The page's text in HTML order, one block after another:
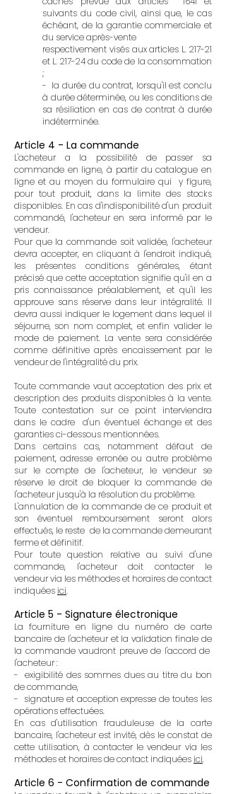
suivants du code civil, ainsi que, le cas
échéant, de la garantie commerciale et
du service après-vente
respectivement visés aux articles L. 217-21
et L. 217-24 du code de la consommation
;
- la durée du contrat, lorsqu'il est conclu
à durée déterminée, ou les conditions de
sa résiliation en cas de contrat à durée
indéterminée.
Article 4 - La commande
L'acheteur a la possibilité de passer sa
commande en ligne, à partir du catalogue en
ligne et au moyen du formulaire qui y figure,
pour tout produit, dans la limite des stocks
disponibles. En cas d'indisponibilité d'un produit
commandé, l'acheteur en sera informé par le
vendeur.
Pour que la commande soit validée, l'acheteur
devra accepter, en cliquant à l'endroit indiqué,
les présentes conditions générales, étant
précisé que cette acceptation signifie qu'il en a
pris connaissance préalablement, et qu'il les
approuve sans réserve dans leur intégralité. Il
devra aussi indiquer le logement dans lequel il
séjourne, son nom complet, et enfin valider le
mode de paiement. La vente sera considérée
comme définitive après encaissement par le
vendeur de l'intégralité du prix.
Toute commande vaut acceptation des prix et
description des produits disponibles à la vente.
Toute contestation sur ce point interviendra
dans le cadre d'un éventuel échange et des
garanties ci-dessous mentionnées.
Dans certains cas, notamment défaut de
paiement, adresse erronée ou autre problème
sur le compte de l'acheteur, le vendeur se
réserve le droit de bloquer la commande de
l'acheteur jusqu'à la résolution du problème.
L'annulation de la commande de ce produit et
son éventuel remboursement seront alors
effectués, le reste de la commande demeurant
ferme et définitif.
Pour toute question relative au suivi d'une
commande, l'acheteur doit contacter le
vendeur via les méthodes et horaires de contact
indiquéesici.
Article 5 - Signature électronique
La fourniture en ligne du numéro de carte
bancaire de l'acheteur et la validation finale de
la commande vaudront preuve de l'accord de
l'acheteur :
- exigibilité des sommes dues au titre du bon
de commande,
- signature et acception expresse de toutes les
opérations effectuées.
En cas d'utilisation frauduleuse de la carte
bancaire, l'acheteur est invité, dès le constat de
cette utilisation, à contacter le vendeur via les
méthodes et horaires de contact indiquéesici.
Article 6 - Confirmation de commande